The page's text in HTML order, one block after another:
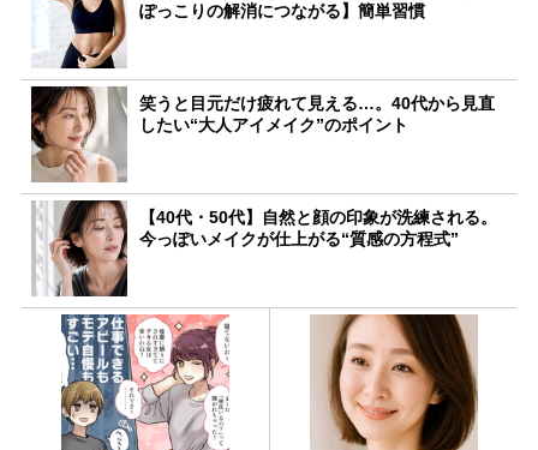
ぽっこりの解消につながる】簡単習慣
笑うと目元だけ疲れて見える…。40代から見直
したい“大人アイメイク”のポイント
【40代・50代】自然と顔の印象が洗練される。
今っぽいメイクが仕上がる“質感の方程式”